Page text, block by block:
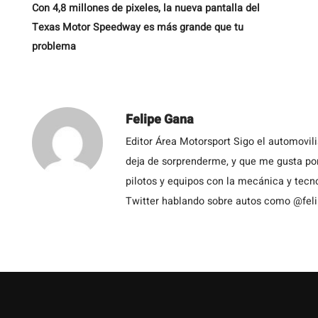
Con 4,8 millones de pixeles, la nueva pantalla del
Texas Motor Speedway es más grande que tu
problema
Felipe Gana
Editor Área Motorsport Sigo el
deja de sorprenderme, y que me gusta
pilotos y equipos con la mecánica y
Twitter hablando sobre autos como